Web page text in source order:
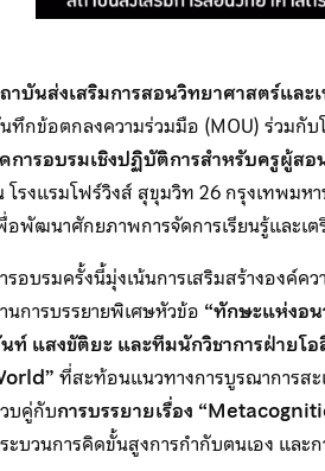
าบันส่งเสริมการสอนวิทยาศาสตร์และ
ทึกข้อตกลงความร่วมมือ (MOU) ร่วมกั
การอบรมเชิงปฏิบัติการสำหรับครูผู้ส
รงแรมโฟร์วิงส์ สุขุมวิท 26 กรุงเทพมห
อพัฒนาศักยภาพการจัดการเรียนรู้และ
รอบรมครั้งนี้มุ่งเน้นการเสริมสร้างองค์
นการบรรยายพิเศษหัวข้อ “ทักษะแห่งอ
ท์ แสงขัติยะ และทีมนักวิชาการฝ่ายโ
ที่สะท้อนแนวทางการบูรณาการสะ
บคู่กับการบรรยายเรื่อง
ะบวนการคิดขั้นสูงการกำกับตนเอง แล